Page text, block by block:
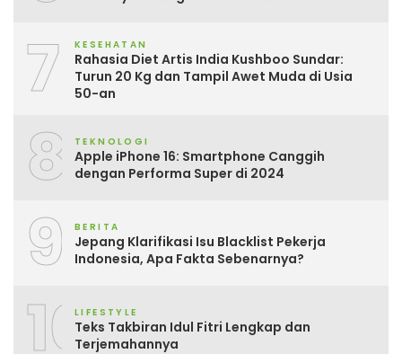
7 KESEHATAN
Rahasia Diet Artis India Kushboo Sundar:
Turun 20 Kg dan Tampil Awet Muda di Usia
50-an
8 TEKNOLOGI
Apple iPhone 16: Smartphone Canggih
dengan Performa Super di 2024
9 BERITA
Jepang Klarifikasi Isu Blacklist Pekerja
Indonesia, Apa Fakta Sebenarnya?
10LIFESTYLE
Teks Takbiran Idul Fitri Lengkap dan
Terjemahannya